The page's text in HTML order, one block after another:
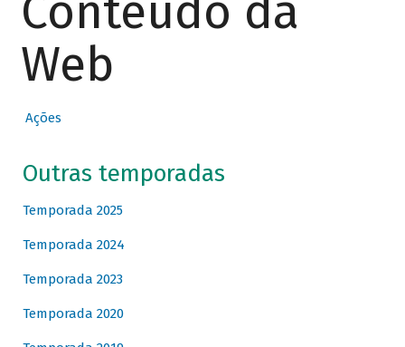
Conteúdo da
Web
Ações
Outras temporadas
Temporada 2025
Temporada 2024
Temporada 2023
Temporada 2020